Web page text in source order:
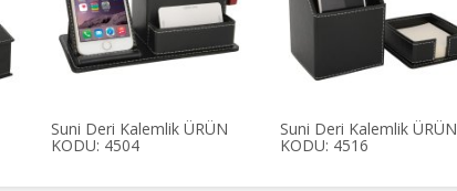
Suni Deri Kalemlik ÜRÜN
KODU: 4504
Suni Deri Kalemlik ÜRÜN
KODU: 4516